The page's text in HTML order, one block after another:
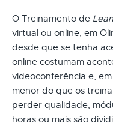
O Treinamento de Lean
virtual ou online, em
desde que se tenha
online costumam
videoconferência e,
menor do que os
perder qualidade,
horas ou mais são